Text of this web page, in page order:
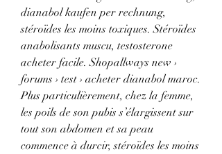
dianabol kaufen per rechnung,
stéroïdes les moins toxiques. Stéroïdes
anabolisants muscu, testosterone
acheter facile. Shopallways new ›
forums › test › acheter dianabol maroc.
Plus particulièrement, chez la femme,
les poils de son pubis s’élargissent sur
tout son abdomen et sa peau
commence à durcir, stéroïdes les moins